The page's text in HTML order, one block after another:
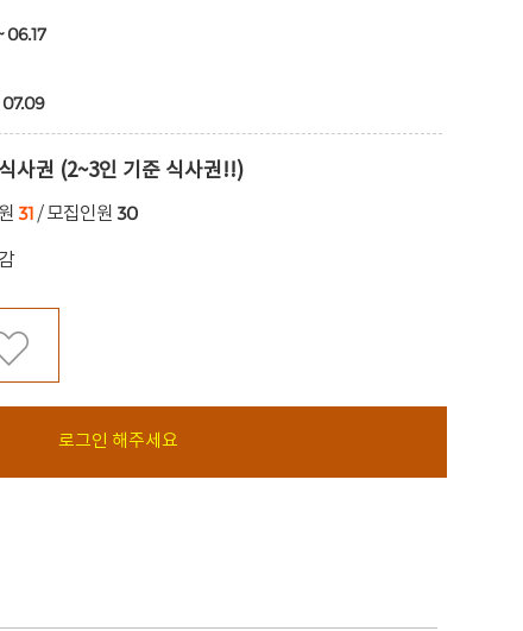
06.17
07.09
사권 (2~3인 기준 식사권!!)
31 / 모집인원 30
로그인 해주세요